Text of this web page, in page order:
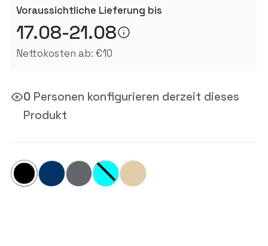
Voraussichtliche Lieferung bis
17.08-21.08
Nettokosten ab: €10
0 Personen konfigurieren derzeit dieses
Produkt